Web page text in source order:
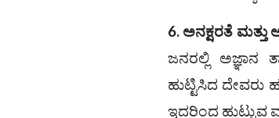
6.ಅನಕ್ಷರತೆ ಮತ್ತು
ಜನರಲ್ಲಿ ಅಜ್ಞಾನ
ಹುಟ್ಟಿಸಿದ ದೇವರು
ಇದರಿಂದ ಹುಟ್ಟುವ